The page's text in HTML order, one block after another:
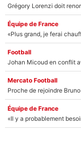
Équipe de France
Football
Mercato Football
Équipe de France